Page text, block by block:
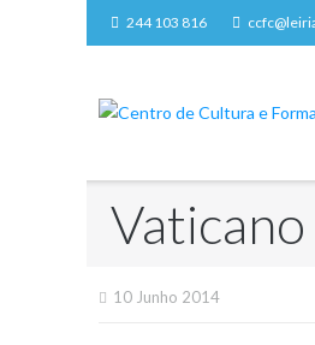
Skip
to
244 103 816
10 Junho 2014